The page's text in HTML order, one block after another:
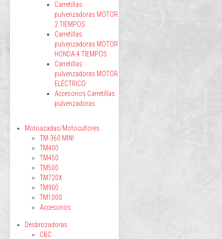
Carretillas
pulverizadoras MOTOR
2 TIEMPOS
Carretillas
pulverizadoras MOTOR
HONDA 4 TIEMPOS
Carretillas
pulverizadoras MOTOR
ELÉCTRICO
Accesorios Carretillas
pulverizadoras
Motoazadas/Motocultores
TM-360 MINI
TM400
TM450
TM500
TM720X
TM900
TM1000
Accesorios
Desbrozadoras
CBC